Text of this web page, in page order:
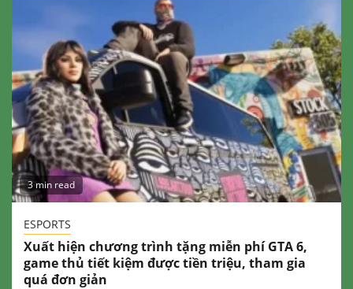
3 min read
ESPORTS
Xuất hiện chương trình tặng miễn phí GTA 6,
game thủ tiết kiệm được tiền triệu, tham gia
quá đơn giản